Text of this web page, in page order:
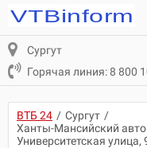
Сургут
Горячая линия: 8 800
ВТБ 24 / Сургут /
Ханты-Мансийский
Университетская улица,